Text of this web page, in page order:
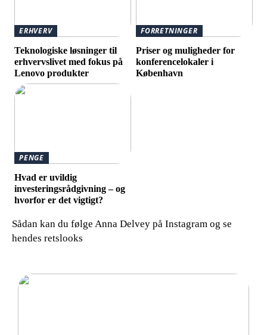
ERHVERV
Teknologiske løsninger til
erhvervslivet med fokus på
Lenovo produkter
FORRETNINGER
Priser og muligheder for
konferencelokaler i
København
PENGE
Hvad er uvildig
investeringsrådgivning – og
hvorfor er det vigtigt?
Sådan kan du følge Anna Delvey på Instagram og se
hendes retslooks